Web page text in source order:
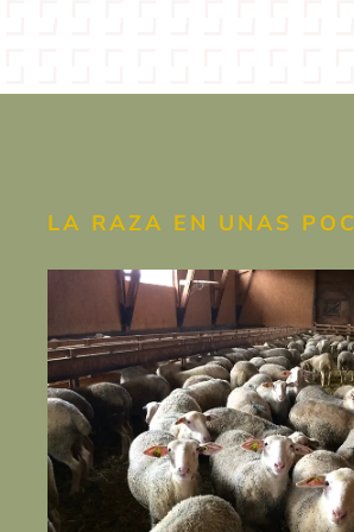
LA RAZA EN UNAS